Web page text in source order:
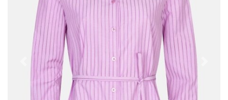
Vorige